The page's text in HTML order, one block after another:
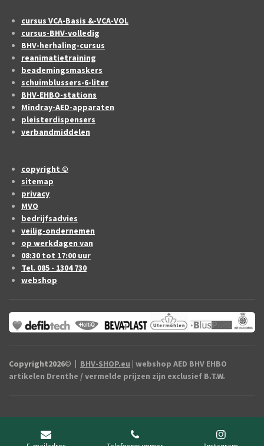
cursus VCA-Basis &-VCA-VOL
cursus-BHV-volledig
BHV-herhaling-cursus
reanimatietraining
beademingsmaskers
schuimblussers-6-liter
BHV-EHBO-stations
Mindray-AED-apparaten
pleisterdispensers
verbandmiddelen
copyright ©
sitemap
privacy
MVO
bedrijfsadvies
veilig-ondernemen
op werkdagen van
08:30 tot 17:00 uur
Tel. 085 - 1304 730
webshop
Copyright2026© | BHV-SHOP.eu | webshop AED BHV EHBO
artikelen Drenthe / vermelde prijzen zijn exclusief B.T.W.